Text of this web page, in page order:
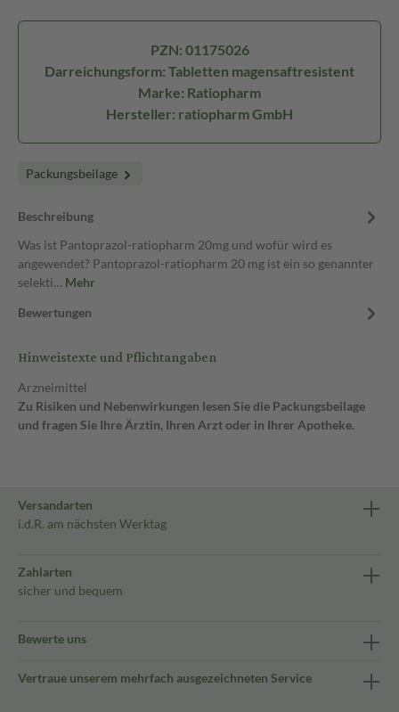
PZN: 01175026
Darreichungsform: Tabletten magensaftresistent
Marke: Ratiopharm
Hersteller: ratiopharm GmbH
Packungsbeilage
Beschreibung
Was ist Pantoprazol-ratiopharm 20mg und wofür wird es
angewendet? Pantoprazol-ratiopharm 20 mg ist ein so genannter
selekti… Mehr
Bewertungen
Hinweistexte und Pflichtangaben
Arzneimittel
Zu Risiken und Nebenwirkungen lesen Sie die Packungsbeilage
und fragen Sie Ihre Ärztin, Ihren Arzt oder in Ihrer Apotheke.
Versandarten
i.d.R. am nächsten Werktag
Zahlarten
sicher und bequem
Bewerte uns
Vertraue unserem mehrfach ausgezeichneten Service